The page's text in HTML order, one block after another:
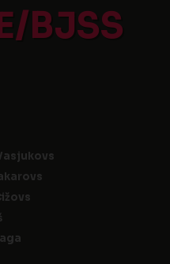
BJSS